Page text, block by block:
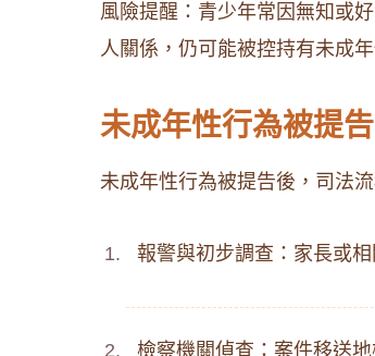
風險提醒：青少年常因無知或
人關係，仍可能被控持有未成年
未成年性行為被提
未成年性行為被提告後，司法
報警與初步調查：家長或
檢察機關偵查：案件移送